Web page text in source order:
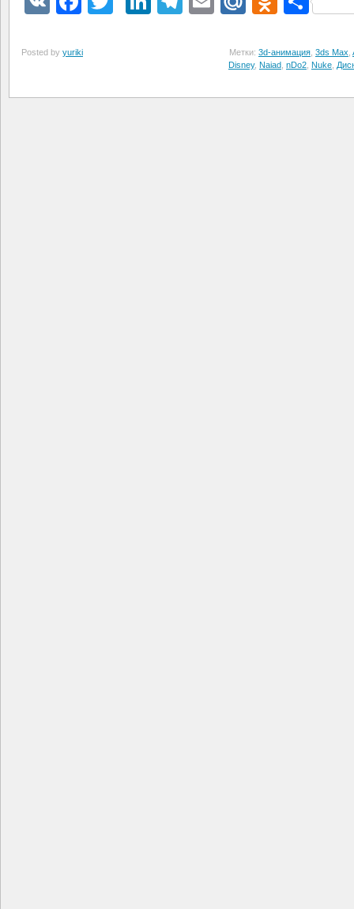
Posted by yuriki Метки: 3d-анимация 3ds Max
Disney, Naiad nDo2 Nuke